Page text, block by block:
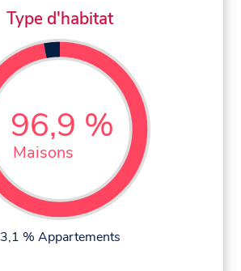
Type d'habitat
96,9 %
Maisons
3,1 % Appartements